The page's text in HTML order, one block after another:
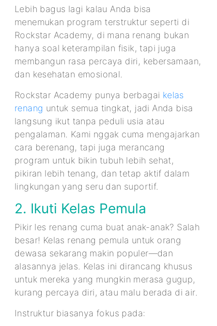
Lebih bagus lagi kalau Anda bisa
menemukan program terstruktur seperti di
Rockstar Academy, di mana renang bukan
hanya soal keterampilan fisik, tapi juga
membangun rasa percaya diri, kebersamaan,
dan kesehatan emosional.
Rockstar Academy punya berbagai kelas
renang untuk semua tingkat, jadi Anda bisa
langsung ikut tanpa peduli usia atau
pengalaman. Kami nggak cuma mengajarkan
cara berenang, tapi juga merancang
program untuk bikin tubuh lebih sehat,
pikiran lebih tenang, dan tetap aktif dalam
lingkungan yang seru dan suportif.
2. Ikuti Kelas Pemula
Pikir les renang cuma buat anak-anak? Salah
besar! Kelas renang pemula untuk orang
dewasa sekarang makin populer—dan
alasannya jelas. Kelas ini dirancang khusus
untuk mereka yang mungkin merasa gugup,
kurang percaya diri, atau malu berada di air.
Instruktur biasanya fokus pada: